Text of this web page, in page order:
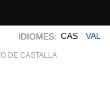
DE CASTALLA
IDIOMES: CAS VAL